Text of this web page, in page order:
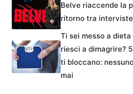
Belve riaccende la
ritorno tra
Ti sei messo a dieta
riesci a dimagrire?
ti bloccano:
mai